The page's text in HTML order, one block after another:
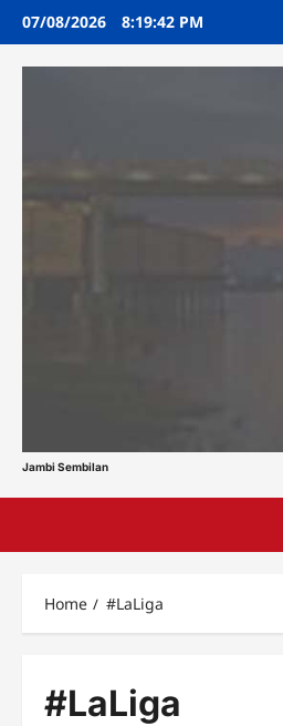
Skip
content
07/08/2026 8:19:42 PM
Jambi Sembilan
Home #LaLiga
#LaLiga